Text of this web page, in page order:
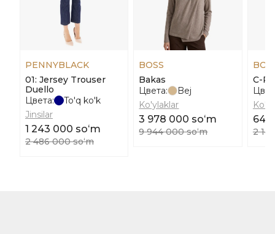
PENNYBLACK
01: Jersey Trouser
Duello
Цвета:
To'q ko'k
Jinsilar
1 243 000 soʻm
2 486 000 soʻm
BOSS
Bakas
Цвета:
Bej
Ko'ylaklar
3 978 000 soʻm
9 944 000 soʻm
C-
644
2